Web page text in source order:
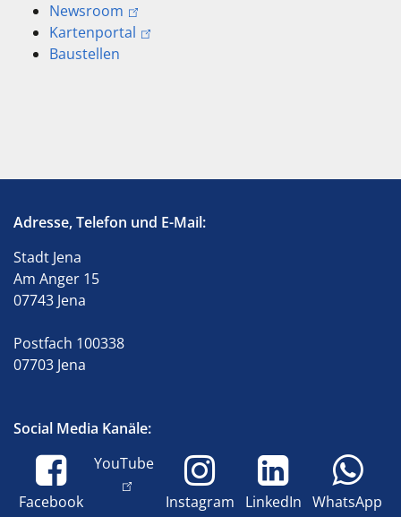
Newsroom
Kartenportal
Baustellen
Adresse, Telefon und E-Mail:
Stadt Jena
Am Anger 15
07743 Jena
Postfach 100338
07703 Jena
Social Media Kanäle:
Facebook
YouTube
Instagram
LinkedIn WhatsApp